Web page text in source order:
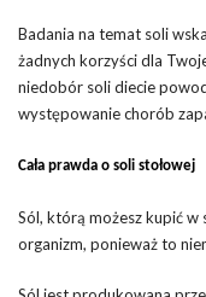
Badania na temat soli
żadnych korzyści dla
niedobór soli diecie
występowanie chorób
Cała prawda o soli stołowej
Sól, którą możesz kupić w
organizm, ponieważ to